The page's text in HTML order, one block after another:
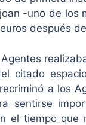
-uno de los
después
citado
a los
sentirse
el tiempo